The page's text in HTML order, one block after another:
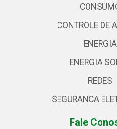
CONTROLE DE
ENERGIA
ENERGIA
REDES
SEGURANCA
Fale